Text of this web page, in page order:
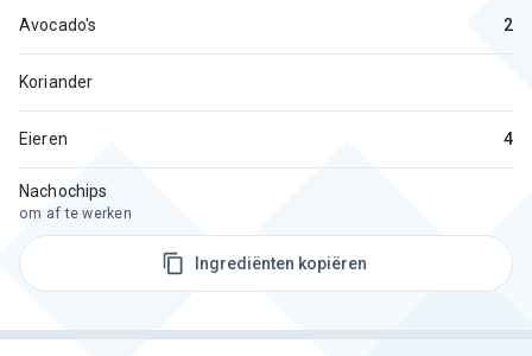
Avocado's 2
Koriander
Eieren 4
Nachochips
om af te werken
Ingrediënten kopiëren